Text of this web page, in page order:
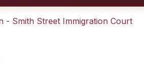
- Smith Street Immigration Court